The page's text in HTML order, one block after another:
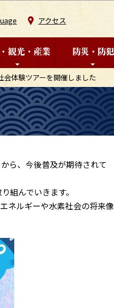
アクセス
会体験ツアーを開催しました
ら、今後普及が期待されて
組んでいきます。
ネルギーや水素社会の将来像